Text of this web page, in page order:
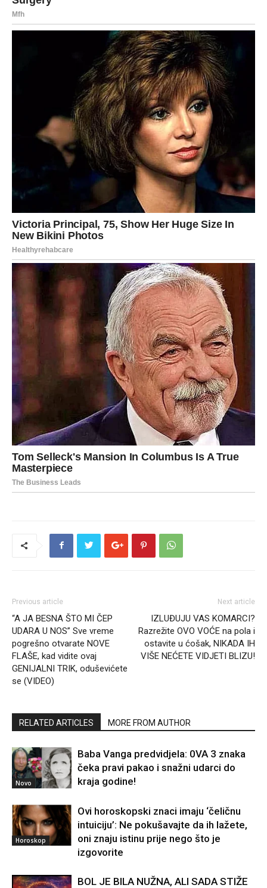
Previous article
“A JA BESNA ŠTO MI ČEP
UDARA U NOS” Sve vreme
pogrešno otvarate NOVE
FLAŠE, kad vidite ovaj
GENIJALNI TRIK, oduševićete
se (VIDEO)
Next article
IZLUĐUJU VAS KOMARCI?
Razrežite OVO VOĆE na pola i
ostavite u ćošak, NIKADA IH
VIŠE NEĆETE VIDJETI BLIZU!
RELATED ARTICLES MORE FROM AUTHOR
Novo
Baba Vanga predvidjela: 0VA 3 znaka
čeka pravi pakao i snažni udarci do
kraja godine!
Horoskop
Ovi horoskopski znaci imaju ‘čeličnu
intuiciju’: Ne pokušavajte da ih lažete,
oni znaju istinu prije nego što je
izgovorite
BOL JE BILA NUŽNA, ALI SADA STIŽE